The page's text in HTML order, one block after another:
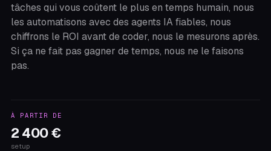
tâches qui vous coûtent le plus en temps humain, nous
les automatisons avec des agents IA fiables, nous
chiffrons le ROI avant de coder, nous le mesurons après.
Si ça ne fait pas gagner de temps, nous ne le faisons
pas.
À PARTIR DE
2 400 €
setup